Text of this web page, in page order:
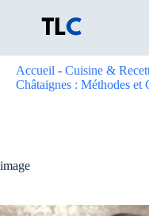
Accueil - Cuisine &
Châtaignes : Méthodes et
image